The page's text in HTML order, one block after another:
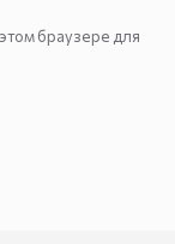
браузере для